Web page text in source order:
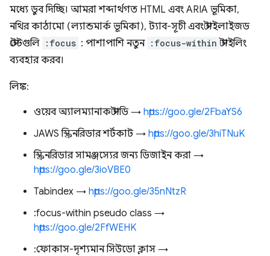
মধ্যে ডুব দিচ্ছি। আমরা শব্দার্থগত HTML এবং ARIA ভূমিকা,
নথির কাঠামো (ল্যান্ডমার্ক ভূমিকা), ট্যাব-সূচী এবং স্টাইলাইজড
স্টেটগুলি :focus : পাশাপাশি নতুন :focus-within স্টাইলিং
ব্যবহার করব।
লিঙ্ক:
ওয়েব অ্যালম্যানাক স্টাডি → https://goo.gle/2FbaYS6
JAWS স্ক্রিনরিডার শর্টকাট → https://goo.gle/3hiTNuK
স্ক্রিনরিডার সামঞ্জস্যের জন্য ডিজাইন করা →
https://goo.gle/3ioVBE0
Tabindex → ​​https://goo.gle/35nNtzR
:focus-within pseudo class →
https://goo.gle/2FfWEHK
:ফোকাস-দৃশ্যমান সিউডো ক্লাস →